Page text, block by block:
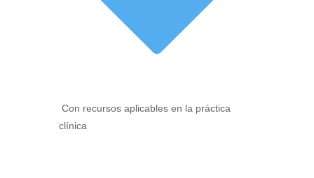
Con recursos aplicables en la práctica
clínica